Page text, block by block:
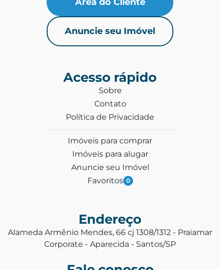
Anuncie seu Imóvel
Acesso rápido
Sobre
Contato
Política de Privacidade
Imóveis para comprar
Imóveis para alugar
Anuncie seu Imóvel
Favoritos 0
Endereço
Alameda Armênio Mendes, 66 cj 1308/1312 - Praiamar
Corporate - Aparecida - Santos/SP